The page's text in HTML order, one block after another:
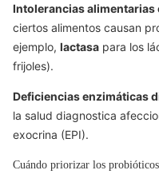
Intolerancias alimentarias
ciertos alimentos causan
ejemplo, lactasa para los
frijoles).
Deficiencias enzimáticas
la salud diagnostica
exocrina (EPI).
Cuándo priorizar los